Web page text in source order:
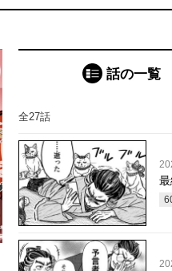
話の一覧
全27話
最